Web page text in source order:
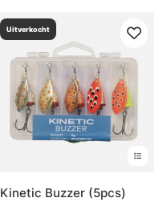
Uitverkocht
Kinetic Buzzer (5pcs)